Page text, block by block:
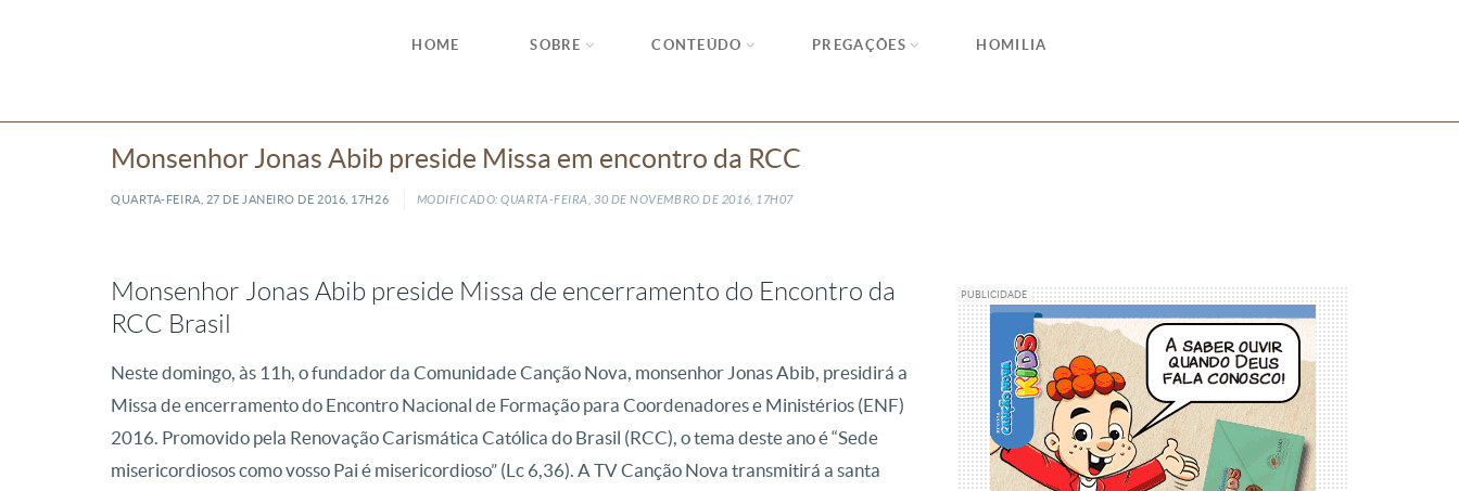
HOME SOBRE CONTEÚDO PREGAÇÕES HOMILIA
Monsenhor Jonas Abib preside Missa em encontro da RCC
QUARTA-FEIRA, 27 DE JANEIRO DE 2016, 17H26 MODIFICADO: QUARTA-FEIRA, 30 DENOVEMBRO DE 2016, 17H07
Monsenhor Jonas Abib preside Missa de encerramento do Encontro da
RCC Brasil
Neste domingo, às 11h, o fundador da Comunidade Canção Nova, monsenhor Jonas Abib, presidirá a
Missa de encerramento do Encontro Nacional de Formação para Coordenadores e Ministérios (ENF)
2016. Promovido pela Renovação Carismática Católica do Brasil (RCC), o tema deste ano é “Sede
misericordiosos como vosso Pai é misericordioso” (Lc 6,36). A TV Canção Nova transmitirá a santa
PUBLICIDADE